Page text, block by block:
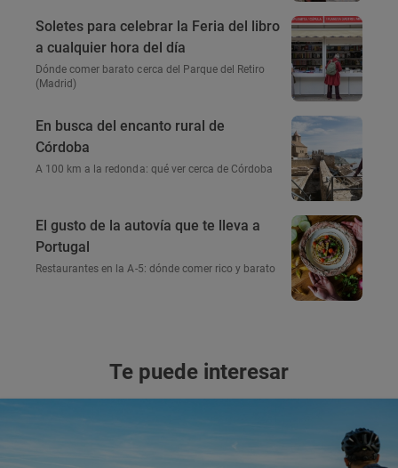
Soletes para celebrar la Feria del libro
a cualquier hora del día
Dónde comer barato cerca del Parque del Retiro
(Madrid)
En busca del encanto rural de
Córdoba
A 100 km a la redonda: qué ver cerca de Córdoba
El gusto de la autovía que te lleva a
Portugal
Restaurantes en la A-5: dónde comer rico y barato
Te puede interesar